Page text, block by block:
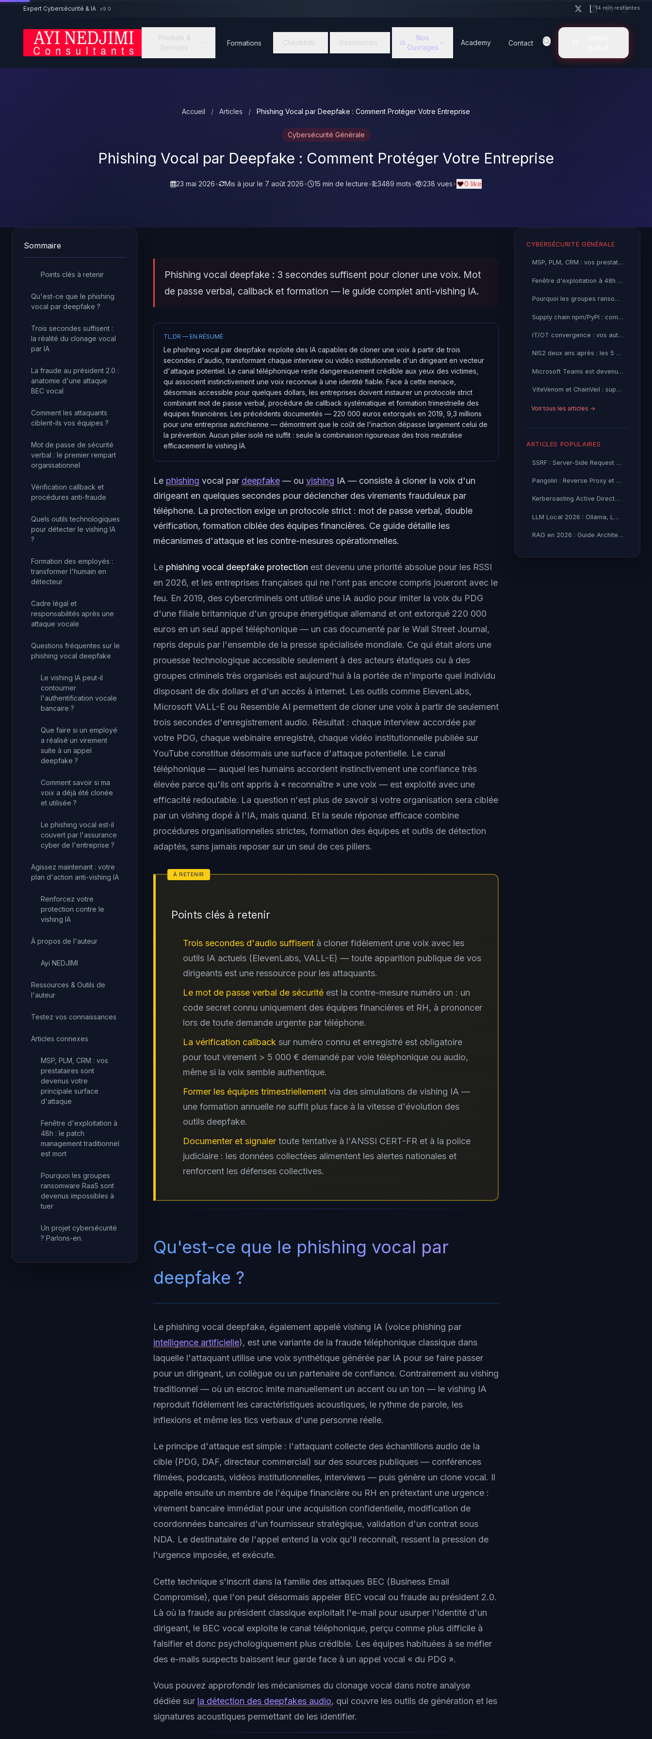
Aller au contenu principal
Expert Cybersécurité & IA v9.0
Produits &
Services
Formations Checklists Ressources
Nos
Ouvrages
Academy Contact
Accueil / Articles / Phishing Vocal par Deepfake : Comment Protéger Votre Entreprise
Cybersécurité Générale
Phishing Vocal par Deepfake : Comment Protéger Votre Entreprise
23 mai 2026• Mis à jour le 7 août 2026• 15 min de lecture• 3489 mots• 238 vues• 0 like
Sommaire
Points clés à retenir
Qu'est-ce que le phishing
vocal par deepfake ?
Trois secondes suffisent :
la réalité du clonage vocal
par IA
La fraude au président 2.0 :
anatomie d'une attaque
BEC vocal
Comment les attaquants
ciblent-ils vos équipes ?
Mot de passe de sécurité
verbal : le premier rempart
organisationnel
Vérification callback et
procédures anti-fraude
Quels outils technologiques
pour détecter le vishing IA
?
Formation des employés :
transformer l'humain en
détecteur
Cadre légal et
responsabilités après une
attaque vocale
Questions fréquentes sur le
phishing vocal deepfake
Le vishing IA peut-il
contourner
l'authentification vocale
bancaire ?
Que faire si un employé
a réalisé un virement
suite à un appel
deepfake ?
Comment savoir si ma
voix a déjà été clonée
et utilisée ?
Le phishing vocal est-il
couvert par l'assurance
cyber de l'entreprise ?
Agissez maintenant : votre
plan d'action anti-vishing IA
Renforcez votre
protection contre le
vishing IA
À propos de l'auteur
Ayi NEDJIMI
Ressources & Outils de
l'auteur
Testez vos connaissances
Articles connexes
MSP, PLM, CRM : vos
prestataires sont
devenus votre
principale surface
d'attaque
Fenêtre d'exploitation à
48h : le patch
management traditionnel
est mort
Pourquoi les groupes
ransomware RaaS sont
devenus impossibles à
tuer
Un projet cybersécurité
? Parlons-en.
Phishing vocal deepfake : 3 secondes suffisent pour cloner une voix. Mot
de passe verbal, callback et formation — le guide complet anti-vishing IA.
TL;DR — EN RÉSUMÉ
Le phishing vocal par deepfake exploite des IA capables de cloner une voix à partir de trois
secondes d'audio, transformant chaque interview ou vidéo institutionnelle d'un dirigeant en vecteur
d'attaque potentiel. Le canal téléphonique reste dangereusement crédible aux yeux des victimes,
qui associent instinctivement une voix reconnue à une identité fiable. Face à cette menace,
désormais accessible pour quelques dollars, les entreprises doivent instaurer un protocole strict
combinant mot de passe verbal, procédure de callback systématique et formation trimestrielle des
équipes financières. Les précédents documentés — 220 000 euros extorqués en 2019, 9,3 millions
pour une entreprise autrichienne — démontrent que le coût de l'inaction dépasse largement celui de
la prévention. Aucun pilier isolé ne suffit : seule la combinaison rigoureuse des trois neutralise
efficacement le vishing IA.
Le phishing vocal par deepfake — ou vishing IA — consiste à cloner la voix d'un
dirigeant en quelques secondes pour déclencher des virements frauduleux par
téléphone. La protection exige un protocole strict : mot de passe verbal, double
vérification, formation ciblée des équipes financières. Ce guide détaille les
mécanismes d'attaque et les contre-mesures opérationnelles.
Le phishing vocal deepfake protection est devenu une priorité absolue pour les RSSI
en 2026, et les entreprises françaises qui ne l'ont pas encore compris joueront avec le
feu. En 2019, des cybercriminels ont utilisé une IA audio pour imiter la voix du PDG
d'une filiale britannique d'un groupe énergétique allemand et ont extorqué 220 000
euros en un seul appel téléphonique — un cas documenté par le Wall Street Journal,
repris depuis par l'ensemble de la presse spécialisée mondiale. Ce qui était alors une
prouesse technologique accessible seulement à des acteurs étatiques ou à des
groupes criminels très organisés est aujourd'hui à la portée de n'importe quel individu
disposant de dix dollars et d'un accès à internet. Les outils comme ElevenLabs,
Microsoft VALL-E ou Resemble AI permettent de cloner une voix à partir de seulement
trois secondes d'enregistrement audio. Résultat : chaque interview accordée par
votre PDG, chaque webinaire enregistré, chaque vidéo institutionnelle publiée sur
YouTube constitue désormais une surface d'attaque potentielle. Le canal
téléphonique — auquel les humains accordent instinctivement une confiance très
élevée parce qu'ils ont appris à « reconnaître » une voix — est exploité avec une
efficacité redoutable. La question n'est plus de savoir si votre organisation sera ciblée
par un vishing dopé à l'IA, mais quand. Et la seule réponse efficace combine
procédures organisationnelles strictes, formation des équipes et outils de détection
adaptés, sans jamais reposer sur un seul de ces piliers.
Points clés à retenir
Trois secondes d'audio suffisent à cloner fidèlement une voix avec les
outils IA actuels (ElevenLabs, VALL-E) — toute apparition publique de vos
dirigeants est une ressource pour les attaquants.
Le mot de passe verbal de sécurité est la contre-mesure numéro un : un
code secret connu uniquement des équipes financières et RH, à prononcer
lors de toute demande urgente par téléphone.
La vérification callback sur numéro connu et enregistré est obligatoire
pour tout virement > 5 000 € demandé par voie téléphonique ou audio,
même si la voix semble authentique.
Former les équipes trimestriellement via des simulations de vishing IA —
une formation annuelle ne suffit plus face à la vitesse d'évolution des
outils deepfake.
Documenter et signaler toute tentative à l'ANSSI CERT-FR et à la police
judiciaire : les données collectées alimentent les alertes nationales et
renforcent les défenses collectives.
Qu'est-ce que le phishing vocal par
deepfake ?
Le phishing vocal deepfake, également appelé vishing IA (voice phishing par
intelligence artificielle), est une variante de la fraude téléphonique classique dans
laquelle l'attaquant utilise une voix synthétique générée par IA pour se faire passer
pour un dirigeant, un collègue ou un partenaire de confiance. Contrairement au vishing
traditionnel — où un escroc imite manuellement un accent ou un ton — le vishing IA
reproduit fidèlement les caractéristiques acoustiques, le rythme de parole, les
inflexions et même les tics verbaux d'une personne réelle.
Le principe d'attaque est simple : l'attaquant collecte des échantillons audio de la
cible (PDG, DAF, directeur commercial) sur des sources publiques — conférences
filmées, podcasts, vidéos institutionnelles, interviews — puis génère un clone vocal. Il
appelle ensuite un membre de l'équipe financière ou RH en prétextant une urgence :
virement bancaire immédiat pour une acquisition confidentielle, modification de
coordonnées bancaires d'un fournisseur stratégique, validation d'un contrat sous
NDA. Le destinataire de l'appel entend la voix qu'il reconnaît, ressent la pression de
l'urgence imposée, et exécute.
Cette technique s'inscrit dans la famille des attaques BEC (Business Email
Compromise), que l'on peut désormais appeler BEC vocal ou fraude au président 2.0.
Là où la fraude au président classique exploitait l'e-mail pour usurper l'identité d'un
dirigeant, le BEC vocal exploite le canal téléphonique, perçu comme plus difficile à
falsifier et donc psychologiquement plus crédible. Les équipes habituées à se méfier
des e-mails suspects baissent leur garde face à un appel vocal « du PDG ».
Vous pouvez approfondir les mécanismes du clonage vocal dans notre analyse
dédiée sur la détection des deepfakes audio, qui couvre les outils de génération et les
signatures acoustiques permettant de les identifier.
CYBERSÉCURITÉ GÉNÉRALE
MSP, PLM, CRM : vos prestataires sont devenus votre principale surface d'attaque
Fenêtre d'exploitation à 48h : le patch management traditionnel est mort
Pourquoi les groupes ransomware RaaS sont devenus impossibles à tuer
Supply chain npm/PyPI : comment les APT ont fait de votre pipeline CI/CD une autoroute d’accès
IT/OT convergence : vos automates industriels sont la prochaine cible des ransomwares
NIS2 deux ans après : les 5 erreurs de mise en conformité que je vois répéter partout
Microsoft Teams est devenu votre nouveau perimetre d'attaque
ViteVenom et ChainVeil : supply chain npm, blockchain C2 et
Voir tous les articles →
ARTICLES POPULAIRES
SSRF : Server-Side Request Forgery — Exploitation Avancée
Pangolin : Reverse Proxy et Tunnel Self-Hosted — Guide
Kerberoasting Active Directory : Attaque et Défense 2026
LLM Local 2026 : Ollama, LM Studio ou vLLM — Quel Outil selon
RAG en 2026 : Guide Architecture, Vectorisation & Chunking
14 min restantes